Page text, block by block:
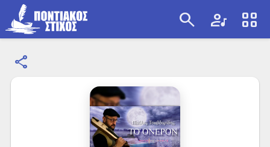
search artist view_cozy
share